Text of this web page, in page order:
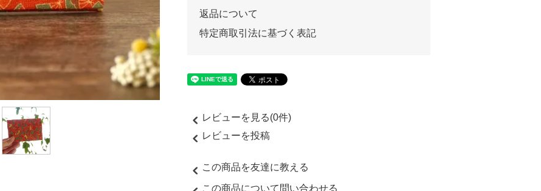
返品について
特定商取引法に基づく表記
レビューを見る(0件)
レビューを投稿
この商品を友達に教える
この商品について問い合わせる